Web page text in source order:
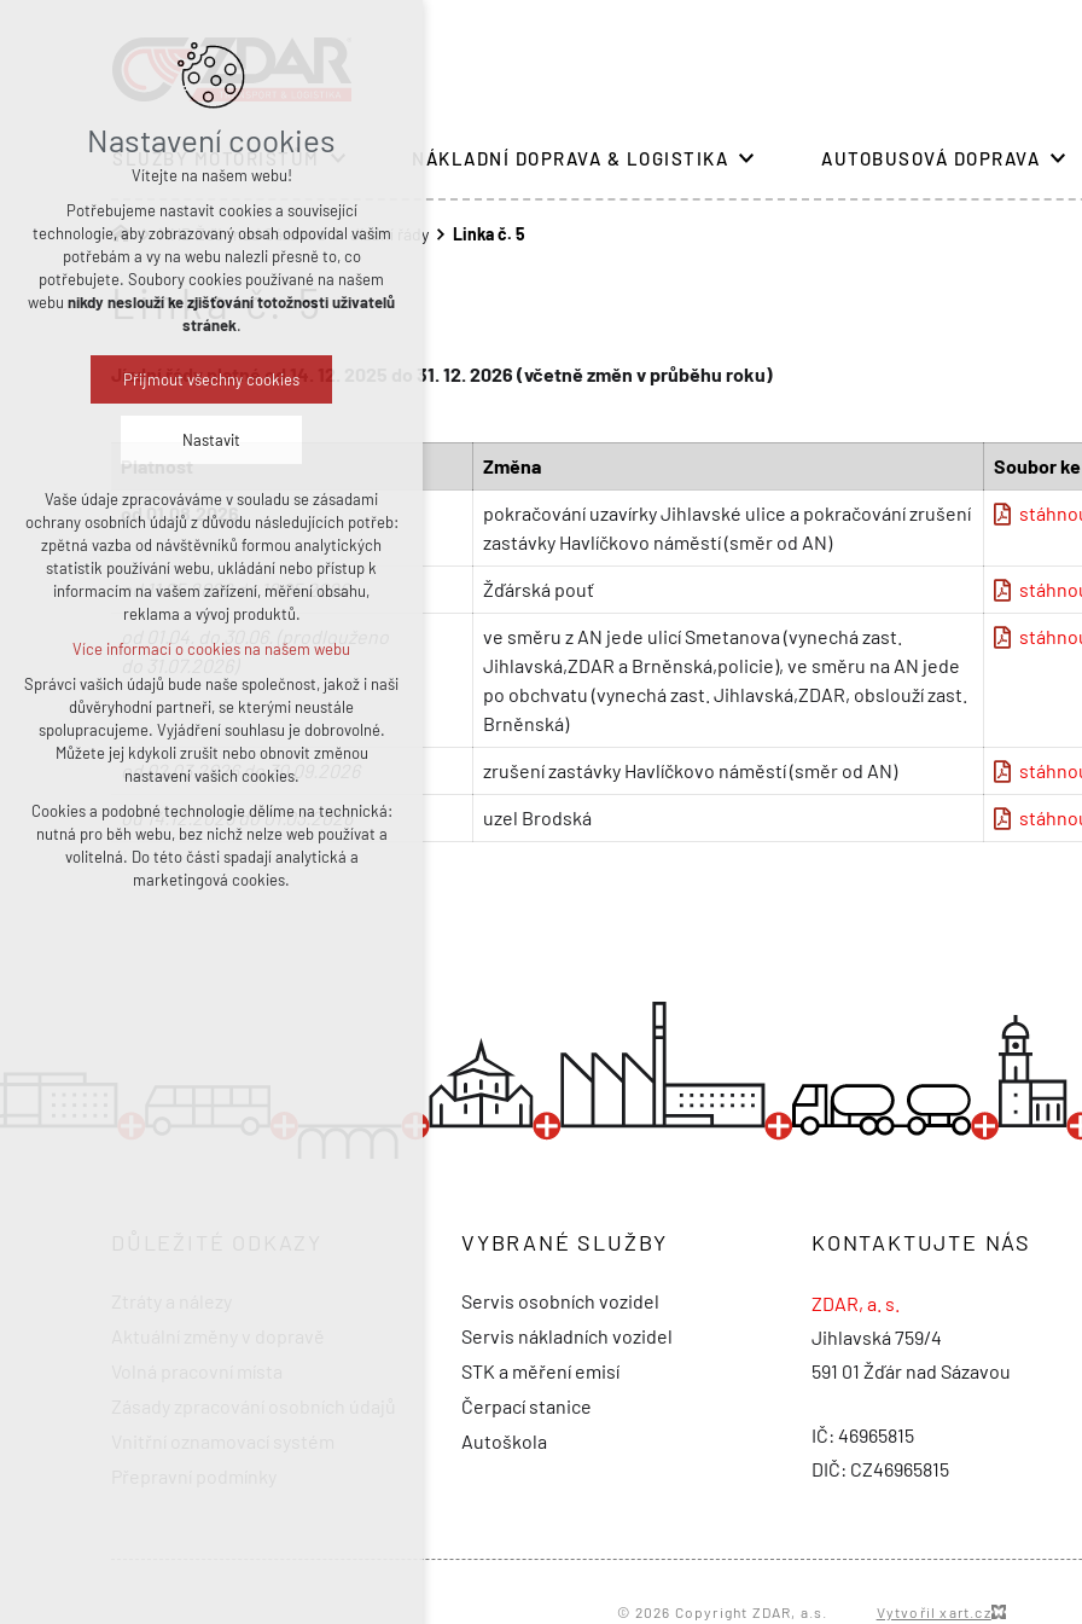
SLUŽBY MOTORISTŮM NÁKLADNÍ DOPRAVA & LOGISTIKA AUTOBUSOVÁ DOPRAVA
MHD Žďár nad Sázavou Jízdní řády Linka č. 5
Linka č. 5
Jízdní řády platné od 14. 12. 2025 do 31. 12. 2026 (včetně změn v průběhu roku)
Platnost Změna Soubor
od 01.08.2026
pokračování uzavírky Jihlavské ulice a pokračování zrušení
zastávky Havlíčkovo náměstí (směr od AN)
od 11.05.2026 do 18.05.2026 Žďárská pouť
ve směru z AN jede ulicí Smetanova (vynechá zast.
Jihlavská,ZDAR a Brněnská,policie), ve směru na AN jede
po obchvatu (vynechá zast. Jihlavská,ZDAR, obslouží zast.
Brněnská)
od 02.03.2026 do 30.09.2026 zrušení zastávky Havlíčkovo náměstí (směr od AN)
od 14.12.2025 do 01.03.2026 uzel Brodská
VYBRANÉ SLUŽBY
Servis osobních vozidel
Servis nákladních vozidel
STK a měření emisí
Čerpací stanice
Autoškola
KONTAKTUJTE NÁS
ZDAR, a. s.
Jihlavská 759/4
591 01 Žďár nad Sázavou
IČ: 46965815
DIČ: CZ46965815
© 2026 Copyright ZDAR, a.s. Vytvořil xart.cz
Nastavení cookies
Vítejte na našem webu!
Potřebujeme nastavit cookies a související
technologie, aby zobrazovaný obsah odpovídal vašim
potřebám a vy na webu nalezli přesně to, co
potřebujete. Soubory cookies používané na našem
webu nikdy neslouží ke zjišťování totožnosti uživatelů
stránek.
Přijmout všechny cookies
Nastavit
Technická cookies
nutná pro provozování webu
udržení kontextu stránek (session):
případná přihlášení, volby jazyka, apod.
analytická pro anonymizované vyhodnocení
návštěvnosti
marketingová cookies (Google, Facebook)
Více informací o cookies na našem webu
Přijmout všechny cookies
Odmítnout vše
Vaše údaje zpracováváme v souladu se zásadami
ochrany osobních údajů z důvodu následujících potřeb:
zpětná vazba od návštěvníků formou analytických
statistik používání webu, ukládání nebo přístup k
informacím na vašem zařízení, měření obsahu,
reklama a vývoj produktů.
Více informací o cookies na našem webu
Správci vašich údajů bude naše společnost, jakož i naši
důvěryhodní partneři, se kterými neustále
spolupracujeme. Vyjádření souhlasu je dobrovolné.
Můžete jej kdykoli zrušit nebo obnovit změnou
nastavení vašich cookies.
Cookies a podobné technologie dělíme na technická:
nutná pro běh webu, bez nichž nelze web používat a
volitelná. Do této části spadají analytická a
marketingová cookies.